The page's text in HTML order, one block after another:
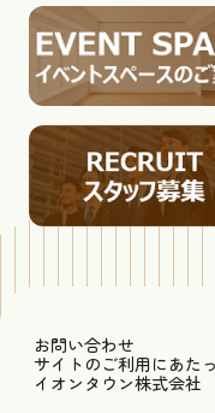
お問い合わせ
サイトのご利用にあた
イオンタウン株式会社